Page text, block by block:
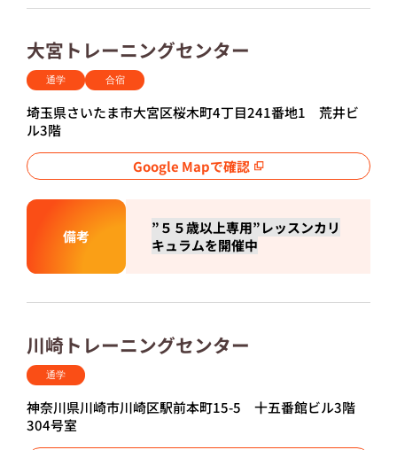
大宮トレーニングセンター
通学 合宿
埼玉県さいたま市大宮区桜木町4丁目241番地1 荒井ビ
ル3階
Google Mapで確認
備考
”５５歳以上専用”レッスンカリ
キュラムを開催中
川崎トレーニングセンター
通学
神奈川県川崎市川崎区駅前本町15-5 十五番館ビル3階
304号室